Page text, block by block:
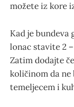
možete iz kore
Kad je bundeva
lonac stavite 2
Zatim dodajte
količinom da ne
temeljecem i